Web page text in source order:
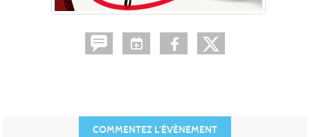
COMMENTEZ L’ÉVÈNEMENT